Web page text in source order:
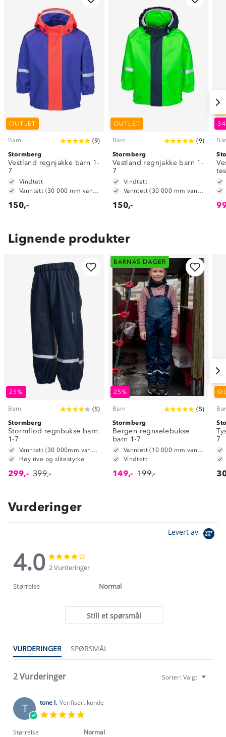
OUTLET
Barn (9)
Stormberg
Vestland regnjakke barn 1-
7
Vindtett
150,-
OUTLET
Barn (9)
Stormberg
Vestland regnjakke barn 1-
7
Vindtett
150,-
Lignende produkter
25%
Barn (5)
Stormberg
Stormflod regnbukse barn
1-7
Høy rive og slitestyrke
299,- 399,-
BARNAS DAGER
25%
Barn (5)
Stormberg
Bergen regnselebukse
barn 1-7
Vindtett
149,- 199,-
7
Vurderinger
Levert av
4.0
4.0
star
rating
star
2 Vurderinger
Størrelse Normal
Still et spørsmål
VURDERINGER SPØRSMÅL
2 Vurderinger Sorter: Valgt
T tone l. Verifisert kunde
rating
Størrelse Normal